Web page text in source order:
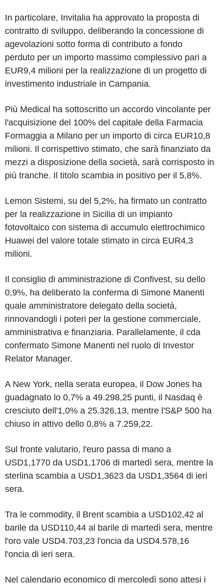
In particolare, Invitalia ha approvato la proposta di
contratto di sviluppo, deliberando la concessione di
agevolazioni sotto forma di contributo a fondo
perduto per un importo massimo complessivo pari a
EUR9,4 milioni per la realizzazione di un progetto di
investimento industriale in Campania.
Più Medical ha sottoscritto un accordo vincolante per
l'acquisizione del 100% del capitale della Farmacia
Formaggia a Milano per un importo di circa EUR10,8
milioni. Il corrispettivo stimato, che sarà finanziato da
mezzi a disposizione della società, sarà corrisposto in
più tranche. Il titolo scambia in positivo per il 5,8%.
Lemon Sistemi, su del 5,2%, ha firmato un contratto
per la realizzazione in Sicilia di un impianto
fotovoltaico con sistema di accumulo elettrochimico
Huawei del valore totale stimato in circa EUR4,3
milioni.
Il consiglio di amministrazione di Confivest, su dello
0,9%, ha deliberato la conferma di Simone Manenti
quale amministratore delegato della società,
rinnovandogli i poteri per la gestione commerciale,
amministrativa e finanziaria. Parallelamente, il cda
confermato Simone Manenti nel ruolo di Investor
Relator Manager.
A New York, nella serata europea, il Dow Jones ha
guadagnato lo 0,7% a 49.298,25 punti, il Nasdaq è
cresciuto dell'1,0% a 25.326,13, mentre l'S&P 500 ha
chiuso in attivo dello 0,8% a 7.259,22.
Sul fronte valutario, l'euro passa di mano a
USD1,1770 da USD1,1706 di martedì sera, mentre la
sterlina scambia a USD1,3623 da USD1,3564 di ieri
sera.
Tra le commodity, il Brent scambia a USD102,42 al
barile da USD110,44 al barile di martedì sera, mentre
l'oro vale USD4.703,23 l'oncia da USD4.578,16
l'oncia di ieri sera.
Nel calendario economico di mercoledì sono attesi i